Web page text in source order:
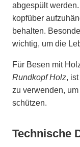
abgespült
kopfüber
behalten.
wichtig, um die
Für Besen mit
Rundkopf Holz,
zu verwenden,
schützen.
Technische